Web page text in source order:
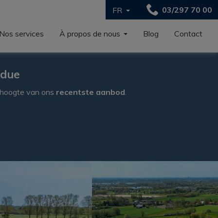
services À propos de nous Blog Contact
FR 03/297 70 00
van ons recentste aanbod.